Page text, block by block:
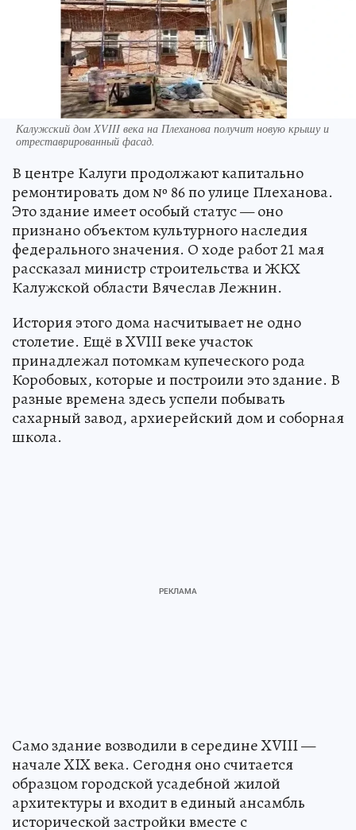
Калужский дом XVIII века на Плеханова получит новую крышу и
отреставрированный фасад.
В центре Калуги продолжают капитально
ремонтировать дом № 86 по улице Плеханова.
Это здание имеет особый статус — оно
признано объектом культурного наследия
федерального значения. О ходе работ 21 мая
рассказал министр строительства и ЖКХ
Калужской области Вячеслав Лежнин.
История этого дома насчитывает не одно
столетие. Ещё в XVIII веке участок
принадлежал потомкам купеческого рода
Коробовых, которые и построили это здание. В
разные времена здесь успели побывать
сахарный завод, архиерейский дом и соборная
школа.
Само здание возводили в середине XVIII —
начале XIX века. Сегодня оно считается
образцом городской усадебной жилой
архитектуры и входит в единый ансамбль
исторической застройки вместе с